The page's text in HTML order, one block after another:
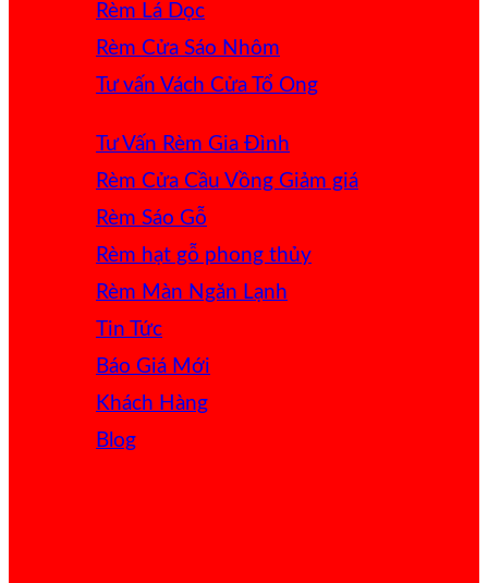
Rèm Lá Dọc
Rèm Cửa Sáo Nhôm
Tư vấn Vách Cửa Tổ Ong
Tư Vấn Rèm Gia Đình
Rèm Cửa Cầu Vồng
Rèm Sáo Gỗ
Rèm hạt gỗ phong thủy
Rèm Màn Ngăn Lạnh
Tin Tức
Báo Giá
Khách Hàng
Blog